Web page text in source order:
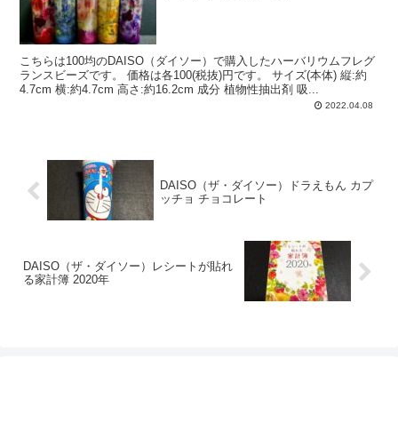
こちらは100均のDAISO（ダイソー）で購入したハーバリウムフレグ
ランスビーズです。 価格は各100(税抜)円です。 サイズ(本体) 縦:約
4.7cm 横:約4.7cm 高さ:約16.2cm 成分 植物性抽出剤 吸...
2022.04.08
DAISO（ザ・ダイソー）ドラえもん カプ
ッチョ チョコレート
DAISO（ザ・ダイソー）レシートが貼れ
る家計簿 2020年